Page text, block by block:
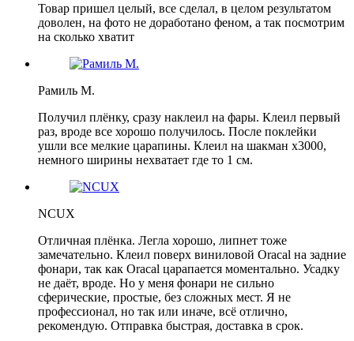
Товар пришел целый, все сделал, в целом результатом
доволен, на фото не доработано феном, а так посмотрим
на сколько хватит
Рамиль М.
Получил плёнку, сразу наклеил на фары. Клеил первый
раз, вроде все хорошо получилось. После поклейки
ушли все мелкие царапины. Клеил на шакман х3000,
немного ширины нехватает где то 1 см.
NCUX
Отличная плёнка. Легла хорошо, липнет тоже
замечательно. Клеил поверх виниловой Oracal на задние
фонари, так как Oracal царапается моментально. Усадку
не даёт, вроде. Но у меня фонари не сильно
сферические, простые, без сложных мест. Я не
профессионал, но так или иначе, всё отлично,
рекомендую. Отправка быстрая, доставка в срок.